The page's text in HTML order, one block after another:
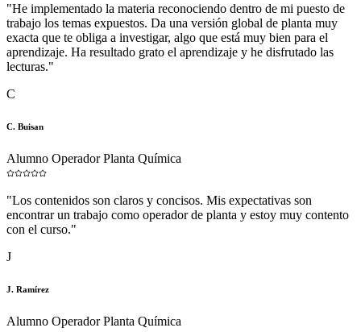
"He implementado la materia reconociendo dentro de mi puesto de
trabajo los temas expuestos. Da una versión global de planta muy
exacta que te obliga a investigar, algo que está muy bien para el
aprendizaje. Ha resultado grato el aprendizaje y he disfrutado las
lecturas."
C
C. Buisan
Alumno Operador Planta Química
"Los contenidos son claros y concisos. Mis expectativas son
encontrar un trabajo como operador de planta y estoy muy contento
con el curso."
J
J. Ramírez
Alumno Operador Planta Química